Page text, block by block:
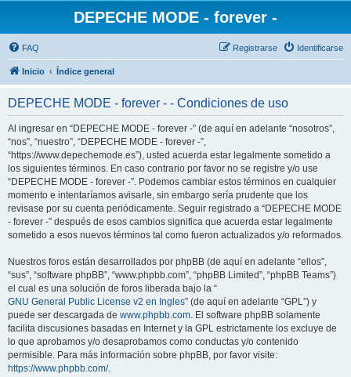
DEPECHE MODE - forever -
FAQ Identificarse
Registrarse
Inicio Índice general
DEPECHE MODE - forever - - Condiciones de uso
Al ingresar en “DEPECHE MODE - forever -” (de aquí en adelante “nosotros”,
“nos”, “nuestro”, “DEPECHE MODE - forever -”,
“https://www.depechemode.es”), usted acuerda estar legalmente sometido a
los siguientes términos. En caso contrario por favor no se registre y/o use
“DEPECHE MODE - forever -”. Podemos cambiar estos términos en cualquier
momento e intentaríamos avisarle, sin embargo sería prudente que los
revisase por su cuenta periódicamente. Seguir registrado a “DEPECHE MODE
- forever -” después de esos cambios significa que acuerda estar legalmente
sometido a esos nuevos términos tal como fueron actualizados y/o reformados.
Nuestros foros están desarrollados por phpBB (de aquí en adelante “ellos”,
“sus”, “software phpBB”, “www.phpbb.com”, “phpBB Limited”, “phpBB Teams”)
el cual es una solución de foros liberada bajo la “
GNU General Public License v2 en Ingles” (de aquí en adelante “GPL”) y
puede ser descargada de www.phpbb.com. El software phpBB solamente
facilita discusiones basadas en Internet y la GPL estrictamente los excluye de
lo que aprobamos y/o desaprobamos como conductas y/o contenido
permisible. Para más información sobre phpBB, por favor visite:
https://www.phpbb.com/.